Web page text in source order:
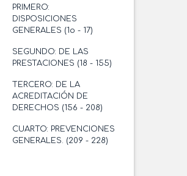
PRIMERO:
DISPOSICIONES
GENERALES (1o - 17)
SEGUNDO: DE LAS
PRESTACIONES (18 - 155)
TERCERO: DE LA
ACREDITACIÓN DE
DERECHOS (156 - 208)
CUARTO: PREVENCIONES
GENERALES. (209 - 228)